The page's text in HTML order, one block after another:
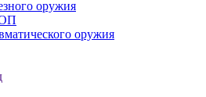
оружия
оружия